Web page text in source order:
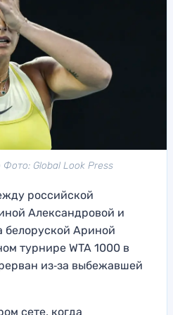
Global Look Press
российской
Александровой и
белоруской Ариной
турнире WTA 1000 в
из‑за выбежавшей
сете, когда